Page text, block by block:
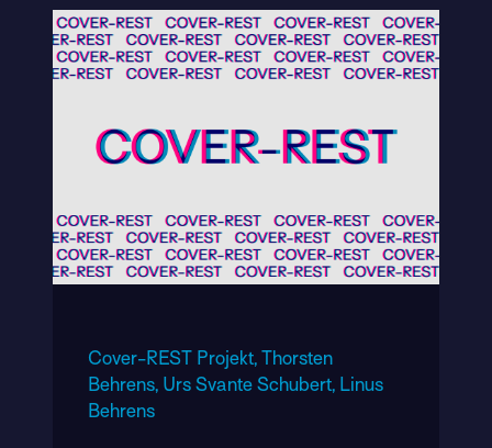
Cover-REST Projekt, Thorsten
Behrens, Urs Svante Schubert, Linus
Behrens